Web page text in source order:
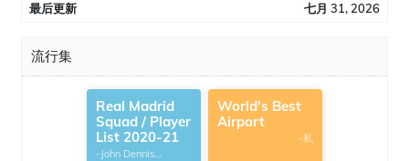
最后更新 七月 31, 2026
流行集
Real Madrid
Squad / Player
List 2020-21
-John Dennis
World's Best
Airport
-私